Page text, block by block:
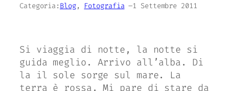
Categoria: Blog, Fotografia –1 Settembre 2011
Si viaggia di notte, la notte si
guida meglio. Arrivo all’alba. Di
la il sole sorge sul mare. La
terra è rossa. Mi pare di stare da